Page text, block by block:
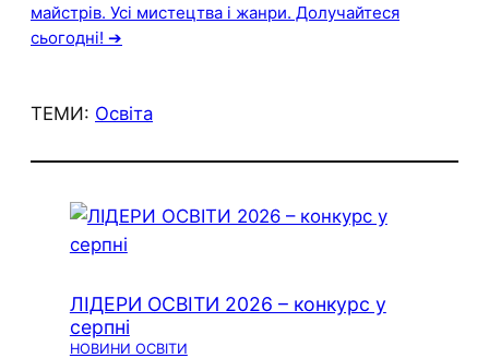
майстрів. Усі мистецтва і жанри. Долучайтеся
сьогодні! ➔
ТЕМИ: Освіта
ЛІДЕРИ ОСВІТИ 2026 – конкурс у
серпні
НОВИНИ ОСВІТИ